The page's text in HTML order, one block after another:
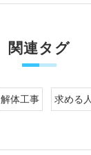
関連タグ
解体工事 求める